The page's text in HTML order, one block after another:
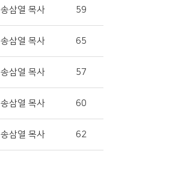
송삼열 목사 59
송삼열 목사 65
송삼열 목사 57
송삼열 목사 60
송삼열 목사 62